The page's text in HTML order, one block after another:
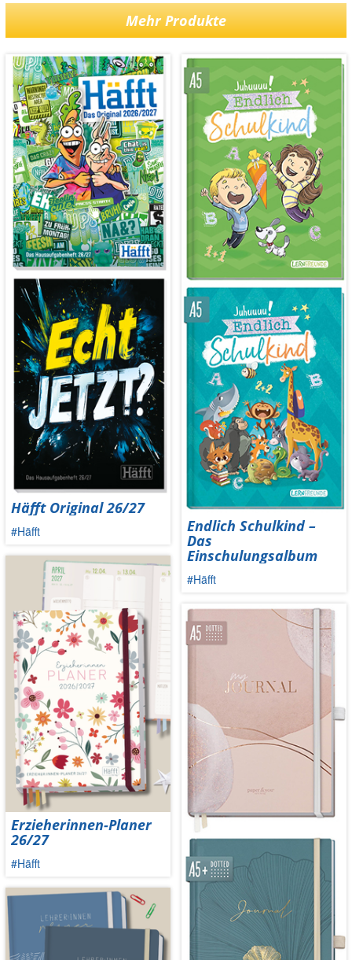
Mehr Produkte
Häfft Original 26/27
#Häfft
Erzieherinnen-Planer
26/27
#Häfft
Endlich Schulkind –
Das
Einschulungsalbum
#Häfft